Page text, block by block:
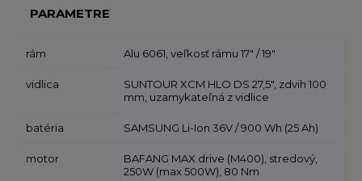
PARAMETRE
rám Alu 6061, veľkosť rámu 17" / 19"
vidlica
SUNTOUR XCM HLO DS 27,5", zdvih 100
mm, uzamykateľná z vidlice
batéria SAMSUNG Li-Ion 36V / 900 Wh (25 Ah)
motor
BAFANG MAX drive (M400), stredový,
250W (max 500W), 80 Nm